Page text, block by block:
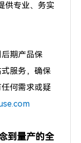
供专业、务实
期产品保
服务，确保
何需求或疑
到量产的全